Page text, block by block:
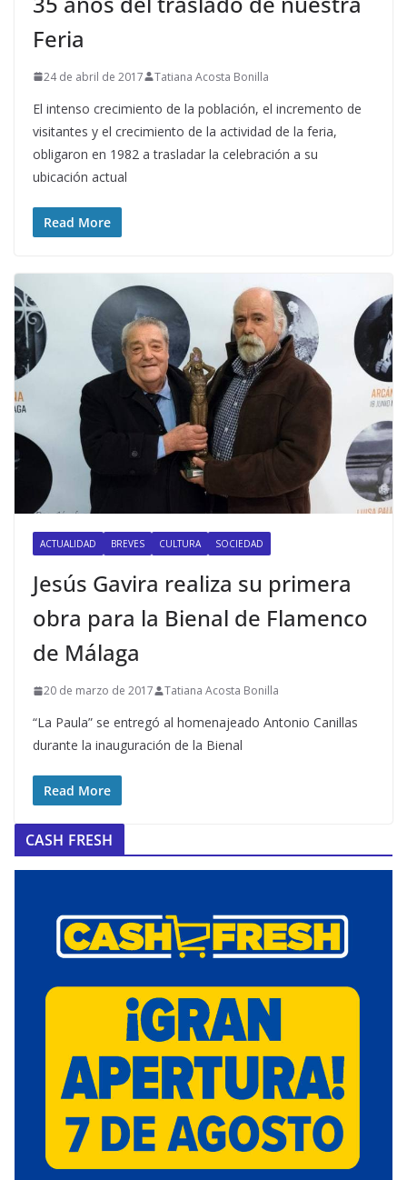
Feria
24 de abril de 2017 Tatiana Acosta Bonilla
El intenso crecimiento de la población, el incremento de
visitantes y el crecimiento de la actividad de la feria,
obligaron en 1982 a trasladar la celebración a su
ubicación actual
Read More
ACTUALIDAD BREVES CULTURA SOCIEDAD
Jesús Gavira realiza su primera
obra para la Bienal de Flamenco
de Málaga
20 de marzo de 2017 Tatiana Acosta Bonilla
“La Paula” se entregó al homenajeado Antonio Canillas
durante la inauguración de la Bienal
Read More
CASH FRESH